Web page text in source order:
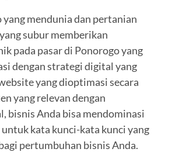
yang mendunia dan pertanian
subur memberikan
pada pasar di Ponorogo yang
dengan strategi digital yang
yang dioptimasi secara
yang relevan dengan
bisnis Anda bisa mendominasi
kata kunci-kata kunci yang
pertumbuhan bisnis Anda.